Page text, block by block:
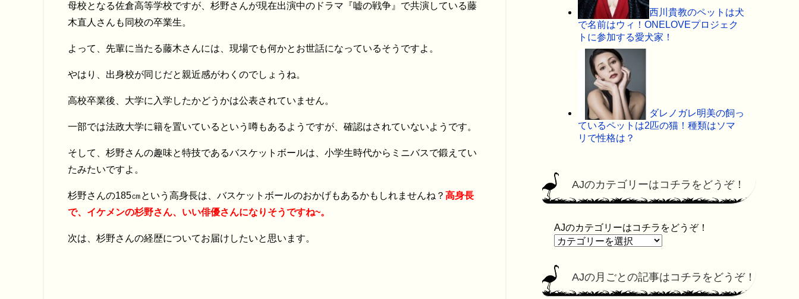
母校となる佐倉高等学校ですが、杉野さんが現在出演中のドラマ『嘘の戦争』で共演している藤
木直人さんも同校の卒業生。
よって、先輩に当たる藤木さんには、現場でも何かとお世話になっているそうですよ。
やはり、出身校が同じだと親近感がわくのでしょうね。
高校卒業後、大学に入学したかどうかは公表されていません。
一部では法政大学に籍を置いているという噂もあるようですが、確認はされていないようです。
そして、杉野さんの趣味と特技であるバスケットボールは、小学生時代からミニバスで鍛えてい
たみたいですよ。
杉野さんの185㎝という高身長は、バスケットボールのおかげもあるかもしれませんね？ 高身長
で、イケメンの杉野さん、いい俳優さんになりそうですね~。
次は、杉野さんの経歴についてお届けしたいと思います。
西川貴教のペットは犬
で名前はウィ！ONELOVEプロジェク
トに参加する愛犬家！
ダレノガレ明美の飼っ
ているペットは2匹の猫！種類はソマ
リで性格は？
AJのカテゴリーはコチラをどうぞ！
AJのカテゴリーはコチラをどうぞ！
AJの月ごとの記事はコチラをどうぞ！